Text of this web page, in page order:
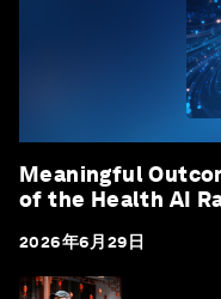
Meaningful
of the Health AI
2026年6月29日